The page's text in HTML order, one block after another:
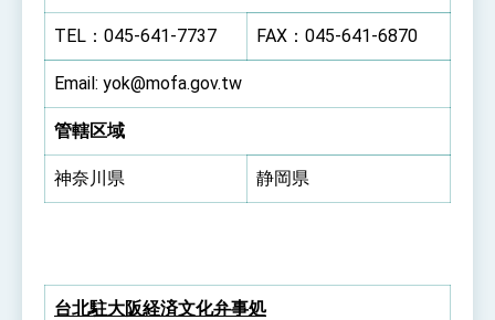
TEL：045-641-7737 FAX：045-641-6870
Email: yok@mofa.gov.tw
管轄区域
神奈川県 静岡県
台北駐大阪経済文化弁事処